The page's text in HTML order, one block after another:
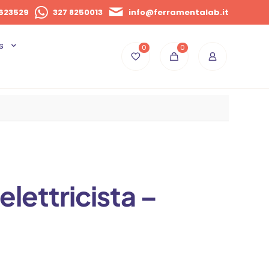
327 8250013 info@ferramentalab.it
0 0
–